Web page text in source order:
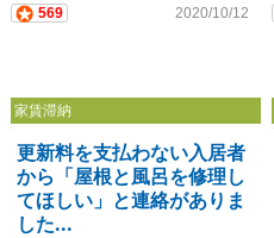
569 2020/10/12
家賃滞納
更新料を支払わない入居者
から「屋根と風呂を修理し
てほしい」と連絡がありま
した...